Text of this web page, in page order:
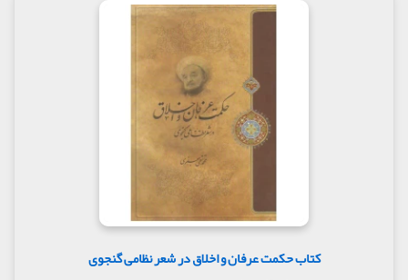
کتاب حکمت عرفان و اخلاق در شعر نظامی گنجوی